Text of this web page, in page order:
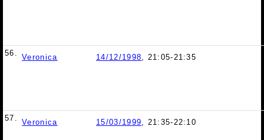
56. Veronica 14/12/1998, 21:05-21:35
57. Veronica 15/03/1999, 21:35-22:10